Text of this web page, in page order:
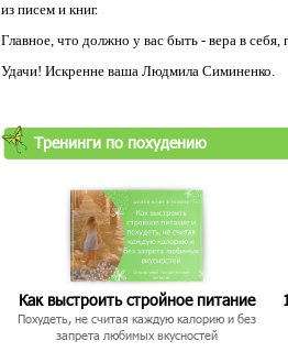
из писем и книг.
Главное, что должно у вас быть - вера в
Удачи! Искренне ваша Людмила Симиненко.
Тренинги по похудению
Как выстроить стройное питание
Похудеть, не считая каждую калорию и без
запрета любимых вкусностей